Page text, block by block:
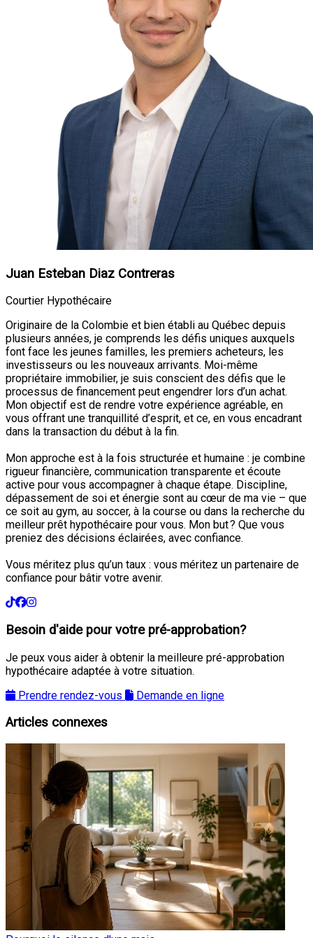
Juan Esteban Diaz Contreras
Courtier Hypothécaire
Originaire de la Colombie et bien établi au Québec depuis
plusieurs années, je comprends les défis uniques auxquels
font face les jeunes familles, les premiers acheteurs, les
investisseurs ou les nouveaux arrivants. Moi-même
propriétaire immobilier, je suis conscient des défis que le
processus de financement peut engendrer lors d’un achat.
Mon objectif est de rendre votre expérience agréable, en
vous offrant une tranquillité d’esprit, et ce, en vous encadrant
dans la transaction du début à la fin.
Mon approche est à la fois structurée et humaine : je combine
rigueur financière, communication transparente et écoute
active pour vous accompagner à chaque étape. Discipline,
dépassement de soi et énergie sont au cœur de ma vie – que
ce soit au gym, au soccer, à la course ou dans la recherche du
meilleur prêt hypothécaire pour vous. Mon but ? Que vous
preniez des décisions éclairées, avec confiance.
Vous méritez plus qu’un taux : vous méritez un partenaire de
confiance pour bâtir votre avenir.
Besoin d'aide pour votre pré-approbation?
Je peux vous aider à obtenir la meilleure pré-approbation
hypothécaire adaptée à votre situation.
Prendre rendez-vous
Demande en ligne
Articles connexes